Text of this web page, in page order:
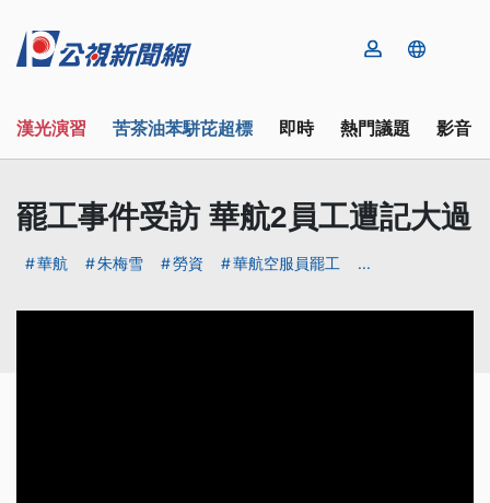
漢光演習 苦茶油苯駢芘超標 即時 熱門議題 影音
罷工事件受訪 華航2員工遭記大過
華航 朱梅雪 勞資 華航空服員罷工 ...